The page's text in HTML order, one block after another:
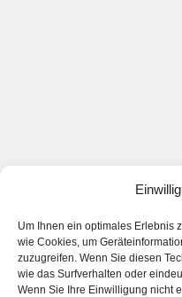
Um Ihnen ein optimales Erlebnis
wie Cookies, um
zuzugreifen. Wenn Sie diesen
wie das Surfverhalten oder
Wenn Sie Ihre Einwilligung nicht